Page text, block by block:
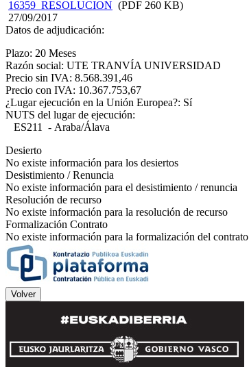
16359_RESOLUCION (PDF 260 KB)
27/09/2017
Datos de adjudicación:
Plazo: 20 Meses
Razón social: UTE TRANVÍA UNIVERSIDAD
Precio sin IVA: 8.568.391,46
Precio con IVA: 10.367.753,67
¿Lugar ejecución en la Unión Europea?: Sí
NUTS del lugar de ejecución:
ES211 - Araba/Álava
Desierto
No existe información para los desiertos
Desistimiento / Renuncia
No existe información para el desistimiento / renuncia
Resolución de recurso
No existe información para la resolución de recurso
Formalización Contrato
No existe información para la formalización del contrato